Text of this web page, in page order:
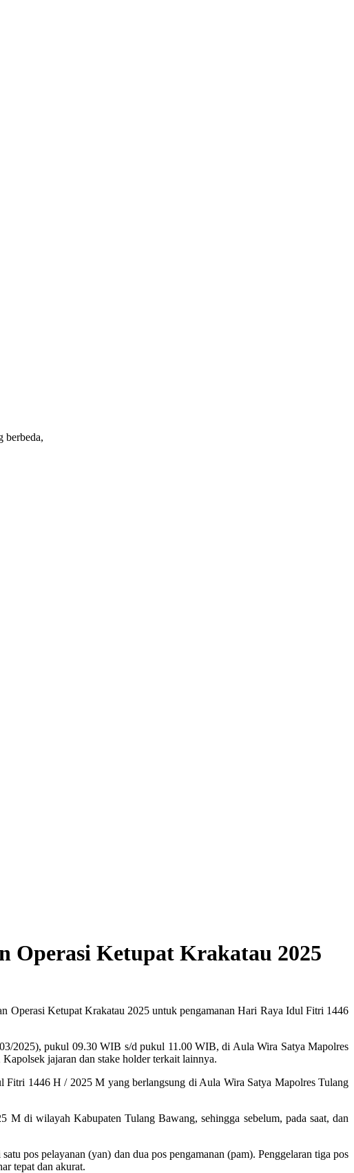
berbeda,
Operasi Ketupat Krakatau 2025
Operasi Ketupat Krakatau 2025 untuk pengamanan Hari Raya Idul Fitri 1446
2025), pukul 09.30 WIB s/d pukul 11.00 WIB, di Aula Wira Satya Mapolres
jajaran dan stake holder terkait lainnya.
Fitri 1446 H / 2025 M yang berlangsung di Aula Wira Satya Mapolres Tulang
di wilayah Kabupaten Tulang Bawang, sehingga sebelum, pada saat, dan
pos pelayanan (yan) dan dua pos pengamanan (pam). Penggelaran tiga pos
tepat dan akurat.